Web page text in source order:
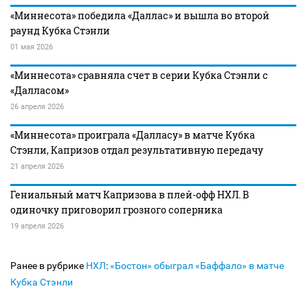
«Миннесота» победила «Даллас» и вышла во второй
раунд Кубка Стэнли
01 мая 2026
«Миннесота» сравняла счет в серии Кубка Стэнли с
«Далласом»
26 апреля 2026
«Миннесота» проиграла «Далласу» в матче Кубка
Стэнли, Капризов отдал результативную передачу
21 апреля 2026
Гениальный матч Капризова в плей-офф НХЛ. В
одиночку приговорил грозного соперника
19 апреля 2026
Ранее в рубрике НХЛ:«Бостон» обыграл «Баффало» в матче
Кубка Стэнли